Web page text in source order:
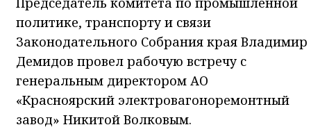
политике, транспорту и связи
Законодательного Собрания края Владимир
Демидов провел рабочую встречу с
генеральным директором АО
«Красноярский электровагоноремонтный
завод» Никитой Волковым.